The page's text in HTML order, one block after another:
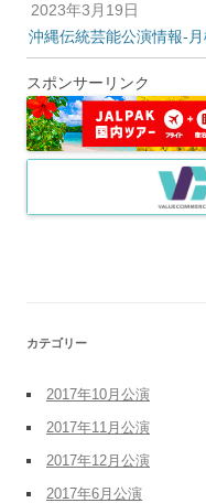
2023年3月19日
沖縄伝統芸能公演情報-
スポンサーリンク
カテゴリー
2017年10月公演
2017年11月公演
2017年12月公演
2017年6月公演